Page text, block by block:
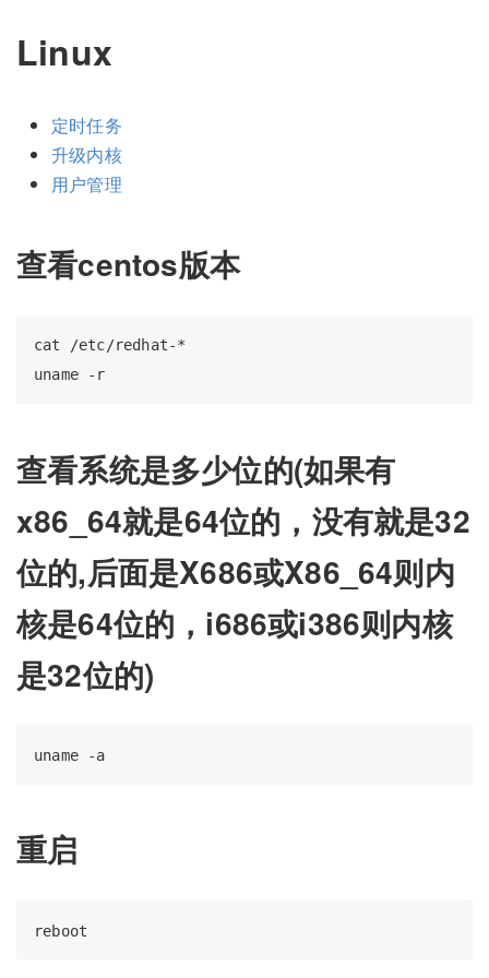
Linux
定时任务
升级内核
用户管理
查看centos版本
cat /etc/redhat-*
查看系统是多少位的(如果有
x86_64就是64位的，没有就是32
位的,后面是X686或X86_64则内
核是64位的，i686或i386则内核
是32位的)
重启